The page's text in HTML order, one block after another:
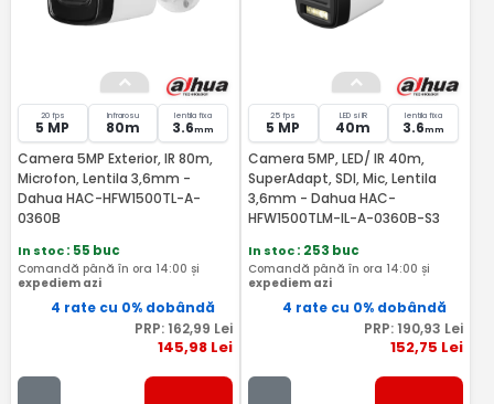
20 fps
5 MP
Infrarosu
80m
lentila fixa
3.6mm
Camera 5MP Exterior, IR 80m,
Microfon, Lentila 3,6mm -
Dahua HAC-HFW1500TL-A-
0360B
In stoc: 55 buc
Comandă până în ora 14:00 și
expediem azi
4 rate cu 0% dobândă
PRP: 162,99 Lei
145,98Lei
25 fps
5 MP
LED si IR
40m
lentila fixa
3.6mm
Camera 5MP, LED/ IR 40m,
SuperAdapt, SDI, Mic, Lentila
3,6mm - Dahua HAC-
HFW1500TLM-IL-A-0360B-S3
In stoc: 253 buc
Comandă până în ora 14:00 și
expediem azi
4 rate cu 0% dobândă
PRP: 190,93 Lei
152,75 Lei